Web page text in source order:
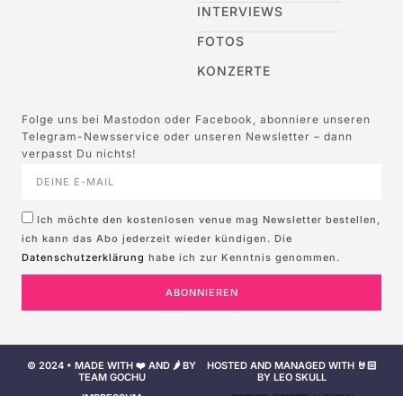
INTERVIEWS
FOTOS
KONZERTE
Folge uns bei Mastodon oder Facebook, abonniere unseren
Telegram-Newsservice oder unseren Newsletter – dann
verpasst Du nichts!
Ich möchte den kostenlosen venue mag Newsletter bestellen,
ich kann das Abo jederzeit wieder kündigen. Die
Datenschutzerklärung habe ich zur Kenntnis genommen.
ABONNIEREN
© 2024 • MADE WITH ❤️ AND 🌶️ BY
TEAM GOCHU
HOSTED AND MANAGED WITH 🤘🏻
BY LEO SKULL